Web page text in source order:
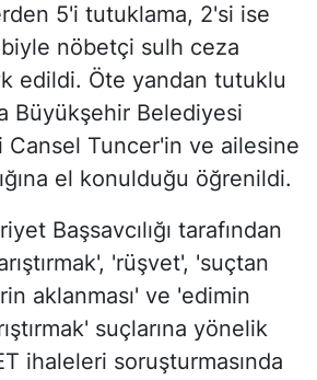
5'i tutuklama, 2'si ise
nöbetçi sulh ceza
edildi. Öte yandan tutuklu
Büyükşehir Belediyesi
Cansel Tuncer'in ve ailesine
el konulduğu öğrenildi.
Başsavcılığı tarafından
'rüşvet', 'suçtan
aklanması' ve 'edimin
suçlarına yönelik
ihaleleri soruşturmasında